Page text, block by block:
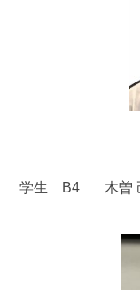
学生 B4 木曽